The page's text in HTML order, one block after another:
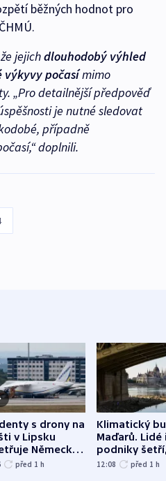
běžných hodnot pro
jejichdlouhodobý výhled
výkyvy počasímimo
„Pro detailnější předpověď
je nutné sledovat
případně
doplnili.
s drony na
v Lipsku
Německo
úmyslný pokus
před 1 h
Klimatický
Maďarů. Lidé
podniky
omezuje se
12:08 před 1 h